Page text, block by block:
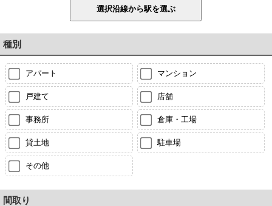
種別
アパート マンション
戸建て 店舗
事務所 倉庫・工場
貸土地 駐車場
その他
間取り